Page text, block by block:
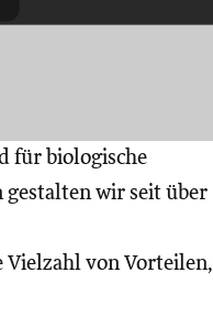
für biologische
wir seit über
von Vorteilen,